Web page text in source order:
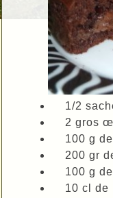
1/2
2 gros
100 g de
200 gr
100 g de
10 cl de